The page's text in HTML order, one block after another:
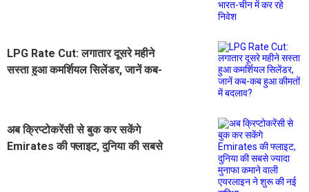
LPG Rate Cut: लगातार दूसरे महीने
सस्ता हुआ कमर्शियल सिलेंडर, जानें कब-
अब क्रिप्टोकरेंसी से बुक कर सकेंगे
Emirates की फ्लाइट, दुनिया की सबसे